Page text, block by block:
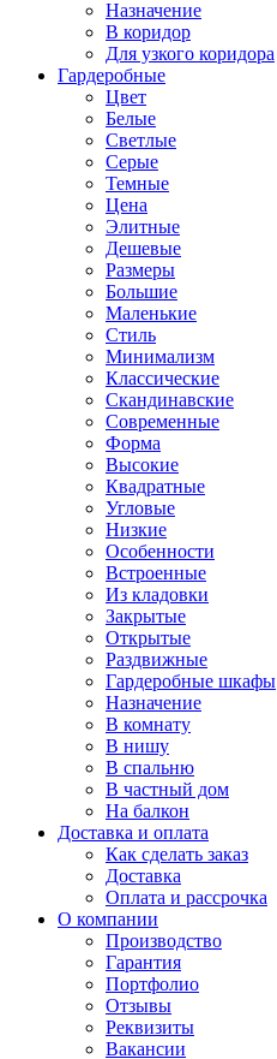
Назначение
В коридор
Для узкого коридора
Гардеробные
Цвет
Белые
Светлые
Серые
Темные
Цена
Элитные
Дешевые
Размеры
Большие
Маленькие
Стиль
Минимализм
Классические
Скандинавские
Современные
Форма
Высокие
Квадратные
Угловые
Низкие
Особенности
Встроенные
Из кладовки
Закрытые
Открытые
Раздвижные
Гардеробные шкафы
Назначение
В комнату
В нишу
В спальню
В частный дом
На балкон
Доставка и оплата
Как сделать заказ
Доставка
Оплата и рассрочка
О компании
Производство
Гарантия
Портфолио
Отзывы
Реквизиты
Вакансии